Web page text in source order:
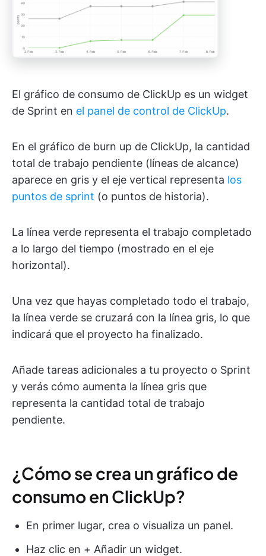
El gráfico de consumo de ClickUp es un widget
de Sprint en el panel de control de ClickUp.
En el gráfico de burn up de ClickUp, la cantidad
total de trabajo pendiente (líneas de alcance)
aparece en gris y el eje vertical representa los
puntos de sprint (o puntos de historia).
La línea verde representa el trabajo completado
a lo largo del tiempo (mostrado en el eje
horizontal).
Una vez que hayas completado todo el trabajo,
la línea verde se cruzará con la línea gris, lo que
indicará que el proyecto ha finalizado.
Añade tareas adicionales a tu proyecto o Sprint
y verás cómo aumenta la línea gris que
representa la cantidad total de trabajo
pendiente.
¿Cómo se crea un gráfico de
consumo en ClickUp?
En primer lugar, crea o visualiza un panel.
Haz clic en + Añadir un widget.